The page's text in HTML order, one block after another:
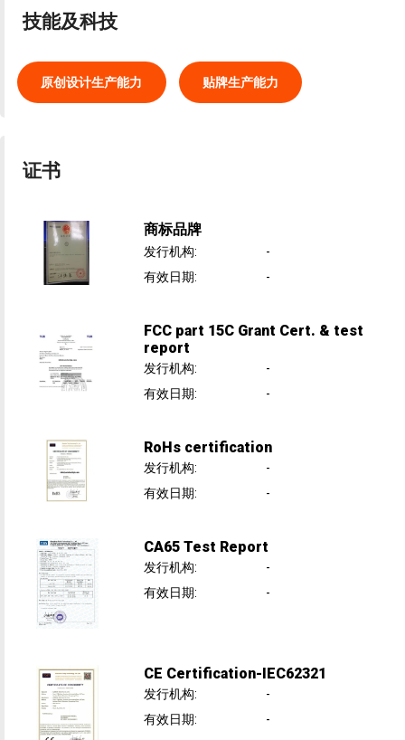
技能及科技
原创设计生产能力 贴牌生产能力
证书
商标品牌
发行机构:
-
有效日期: -
FCC part 15C Grant Cert. & test
report
发行机构:
-
有效日期: -
RoHs certification
发行机构:
-
有效日期: -
CA65 Test Report
发行机构:
-
有效日期: -
CE Certification-IEC62321
发行机构:
-
有效日期: -